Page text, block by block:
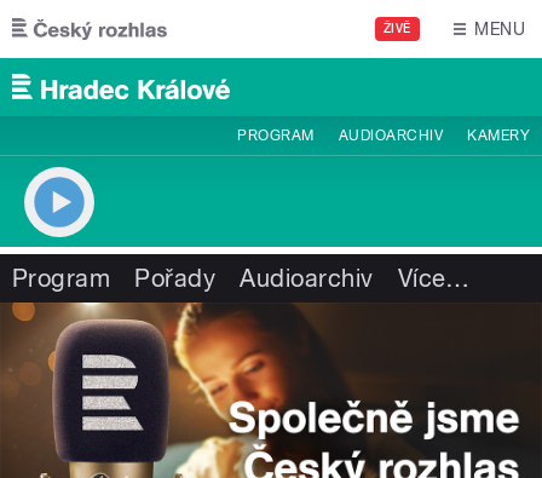
Přejít k hlavnímu obsahu
ŽIVĚ MENU
PROGRAM AUDIOARCHIV KAMERY
Program Pořady Audioarchiv Více…